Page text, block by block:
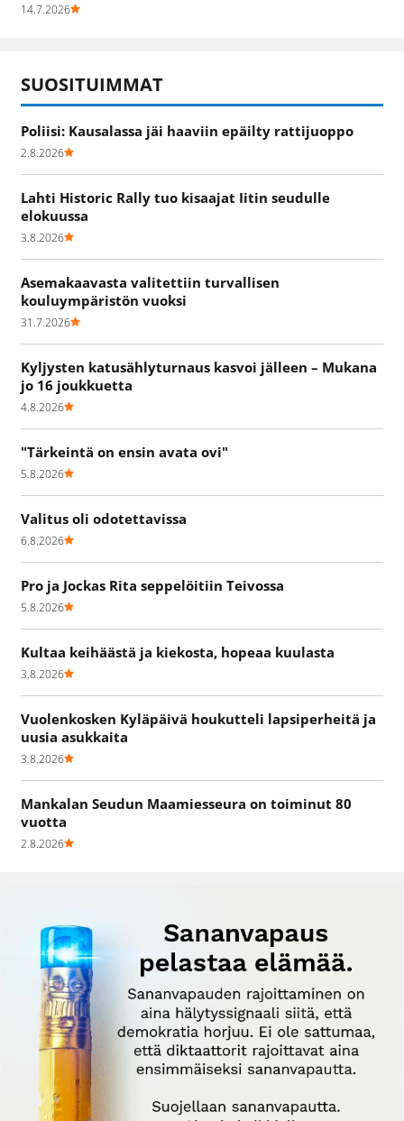
14.7.2026
SUOSITUIMMAT
Poliisi: Kausalassa jäi haaviin epäilty rattijuoppo
2.8.2026
Lahti Historic Rally tuo kisaajat Iitin seudulle
elokuussa
3.8.2026
Asemakaavasta valitettiin turvallisen
kouluympäristön vuoksi
31.7.2026
Kyljysten katusählyturnaus kasvoi jälleen – Mukana
jo 16 joukkuetta
4.8.2026
"Tärkeintä on ensin avata ovi"
5.8.2026
Valitus oli odotettavissa
6.8.2026
Pro ja Jockas Rita seppelöitiin Teivossa
5.8.2026
Kultaa keihäästä ja kiekosta, hopeaa kuulasta
3.8.2026
Vuolenkosken Kyläpäivä houkutteli lapsiperheitä ja
uusia asukkaita
3.8.2026
Mankalan Seudun Maamiesseura on toiminut 80
vuotta
2.8.2026